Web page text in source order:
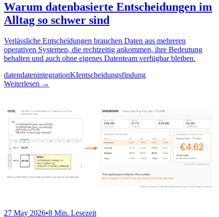
Warum datenbasierte Entscheidungen im
Alltag so schwer sind
Verlässliche Entscheidungen brauchen Daten aus mehreren
operativen Systemen, die rechtzeitig ankommen, ihre Bedeutung
behalten und auch ohne eigenes Datenteam verfügbar bleiben.
datendatenintegrationKIentscheidungsfindung
Weiterlesen →
27 May 2026•8 Min. Lesezeit